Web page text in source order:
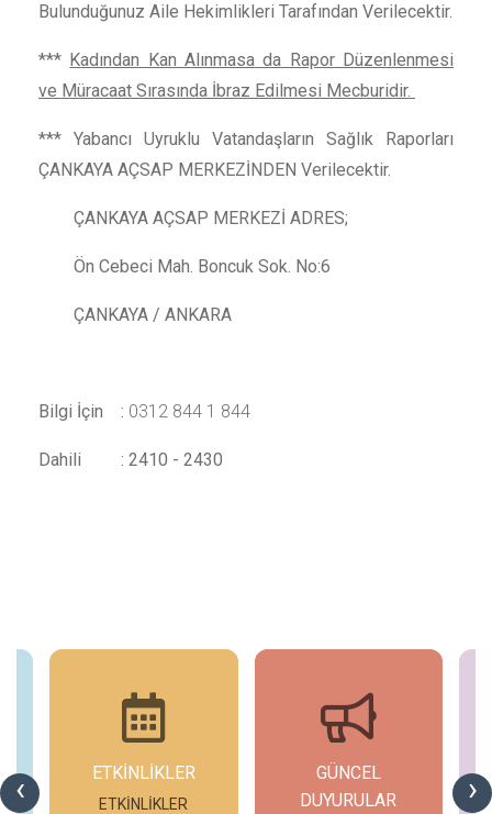
Bulunduğunuz Aile Hekimlikleri Tarafından Verilecektir.
*** Kadından Kan Alınmasa da Rapor Düzenlenmesi
ve Müracaat Sırasında İbraz Edilmesi Mecburidir.
*** Yabancı Uyruklu Vatandaşların Sağlık Raporları
ÇANKAYA AÇSAP MERKEZİNDEN Verilecektir.
ÇANKAYA AÇSAP MERKEZİ ADRES;
Ön Cebeci Mah. Boncuk Sok. No:6
ÇANKAYA / ANKARA
Bilgi İçin : 0312 844 1 844
Dahili : 2410 - 2430
‹ ›
ETKİNLİKLER
ETKİNLİKLER
GÜNCEL
DUYURULAR